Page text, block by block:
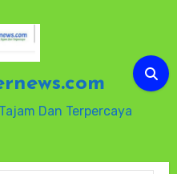
Dan Terpercaya